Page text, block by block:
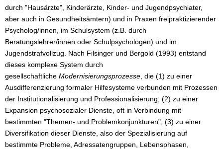
durch "Hausärzte", Kinderärzte, Kinder- und Jugendpsychiater,
aber auch in Gesundheitsämtern) und in Praxen freipraktizierender
Psycholog/innen, im Schulsystem (z.B. durch
Beratungslehrer/innen oder Schulpsychologen) und im
Jugendstrafvollzug. Nach Filsinger und Bergold (1993) entstand
dieses komplexe System durch
gesellschaftliche Modernisierungsprozesse , die (1) zu einer
Ausdifferenzierung formaler Hilfesysteme verbunden mit Prozessen
der Institutionalisierung und Professionalisierung, (2) zu einer
Expansion psychosozialer Dienste, oft in Verbindung mit
bestimmten "Themen- und Problemkonjunkturen", (3) zu einer
Diversifikation dieser Dienste, also der Spezialisierung auf
bestimmte Probleme, Adressatengruppen, Lebensphasen,